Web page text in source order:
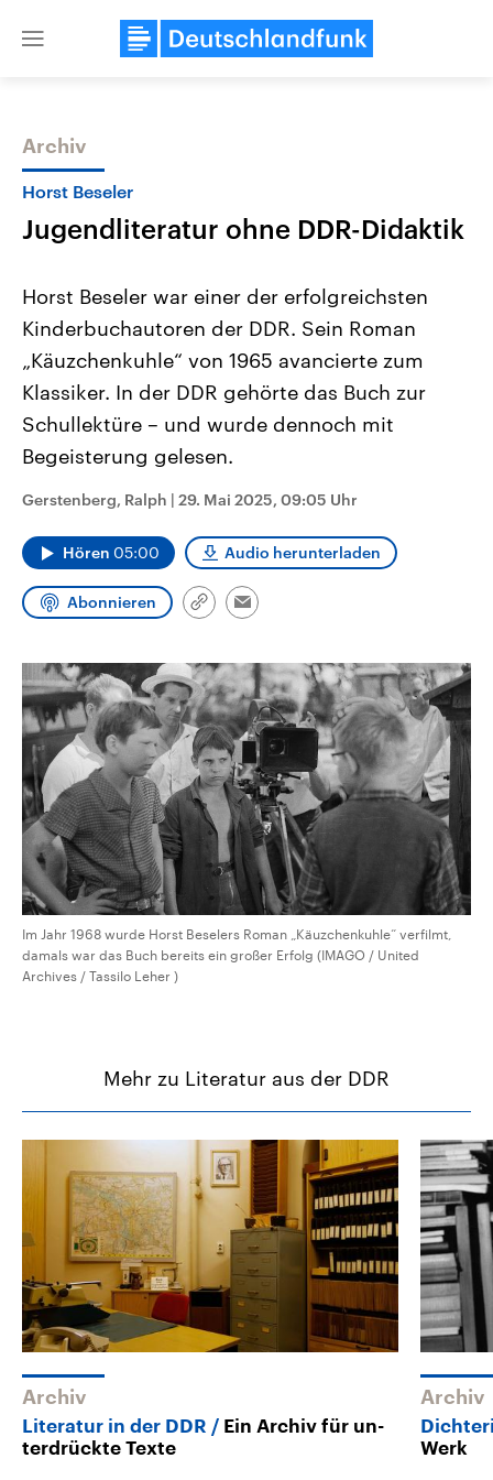
Close
Themen
Landtagswahl Sachsen-Anhalt
2026
Alle Informationen
Sachsen-Anhalt wählt am 6.
September 2026 einen neuen
Landtag. Seit 2021 wird das
Bundesland von einer Koalition aus
CDU, SPD und FDP regiert.-
Wahlprogramme, aktuelle Berichte
und Hintergründe zu den Parteien
Wahl.
USA
Aktuelle Beiträge,
Hintergründe
Wirtschaftlich und
mit großem Einfluss auf
aktuelle Weltgeschehen.
Sendungen Programm Podcasts
Audio-Archiv
Archiv
Horst Beseler
Jugendliteratur ohne DDR-Didaktik
Horst Beseler war einer der erfolgreichsten
Kinderbuchautoren der DDR. Sein Roman
„Käuzchenkuhle“ von 1965 avancierte zum
Klassiker. In der DDR gehörte das Buch zur
Schullektüre – und wurde dennoch mit
Begeisterung gelesen.
Gerstenberg, Ralph | 29. Mai 2025, 09:05 Uhr
Hören 05:00 Audio herunterladen
Abonnieren
Link
Email
Im Jahr 1968 wurde Horst Beselers Roman „Käuzchenkuhle“ verfilmt,
damals war das Buch bereits ein großer Erfolg (IMAGO / United
Archives / Tassilo Leher )
Mehr zu Literatur aus der DDR
Archiv
Literatur in der DDR
Ein Archiv für un­
ter­drück­te Texte
Archiv
Werk